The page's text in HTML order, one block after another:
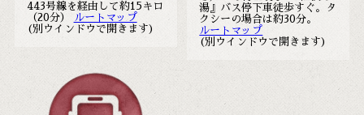
443号線を経由して約15キロ
（20分）
ルートマップ
(別ウインドウで開きます)
湯』バス停下車徒歩すぐ。タ
クシーの場合は約30分。
ルートマップ
(別ウインドウで開きます)